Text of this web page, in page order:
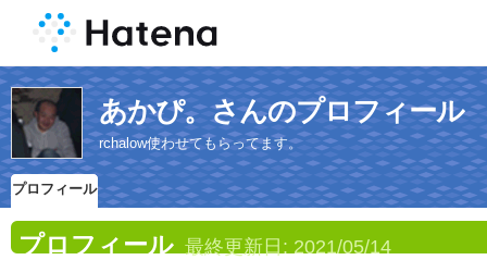
あかぴ。さんのプロフィール
rchalow使わせてもらってます。
プロフィール
プロフィール 最終更新日: 2021/05/14